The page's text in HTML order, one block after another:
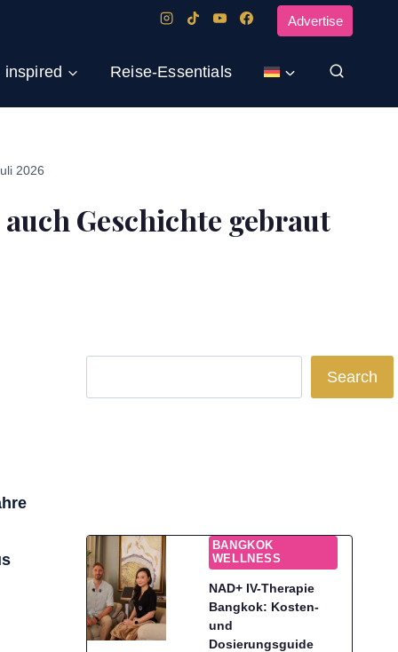
Advertise
inspired Reise-Essentials
2026
Geschichte gebraut
Search
BANGKOK
WELLNESS
NAD+ IV-Therapie
Bangkok: Kosten-
und
Dosierungsguide